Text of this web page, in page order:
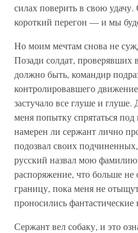
силах поверить в свою
короткий перегон — и мы
Но моим мечтам снова не
Позади солдат, проверявших
должно быть, командир
контролировавшего
застучало все глуше и глуше.
меня попытку спрятаться
намерен ли сержант лично
подозвал своих
русский назвал мою
распоряжение, что больше не
границу, пока меня не
проносились
Сержант вел собаку, и это